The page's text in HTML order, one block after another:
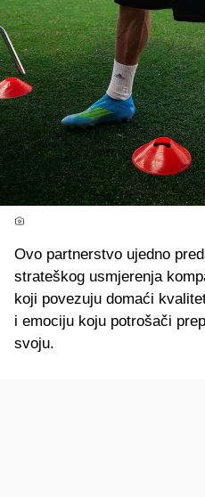
Ovo partnerstvo ujedno
strateškog usmjerenja
koji povezuju domaći
i emociju koju potrošači
svoju.